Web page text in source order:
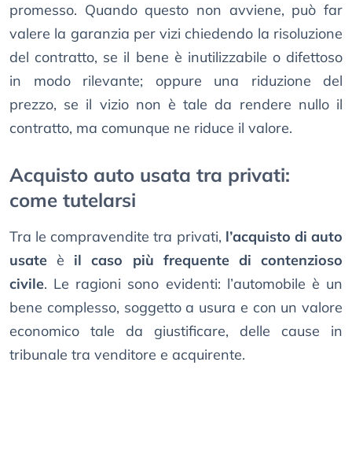
promesso. Quando questo non avviene, può far
valere la garanzia per vizi chiedendo la risoluzione
del contratto, se il bene è inutilizzabile o difettoso
in modo rilevante; oppure una riduzione del
prezzo, se il vizio non è tale da rendere nullo il
contratto, ma comunque ne riduce il valore.
Acquisto auto usata tra privati:
come tutelarsi
Tra le compravendite tra privati, l’acquisto di auto
usate è il caso più frequente di contenzioso
civile. Le ragioni sono evidenti: l’automobile è un
bene complesso, soggetto a usura e con un valore
economico tale da giustificare, delle cause in
tribunale tra venditore e acquirente.